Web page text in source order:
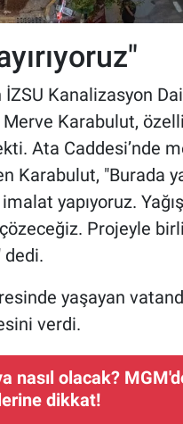
İZSU Kanalizasyon
Merve Karabulut,
Ata Caddesi’nde
Karabulut, "Burada
yapıyoruz.
Projeyle
dedi.
yaşayan
verdi.
nasıl olacak?
dikkat!